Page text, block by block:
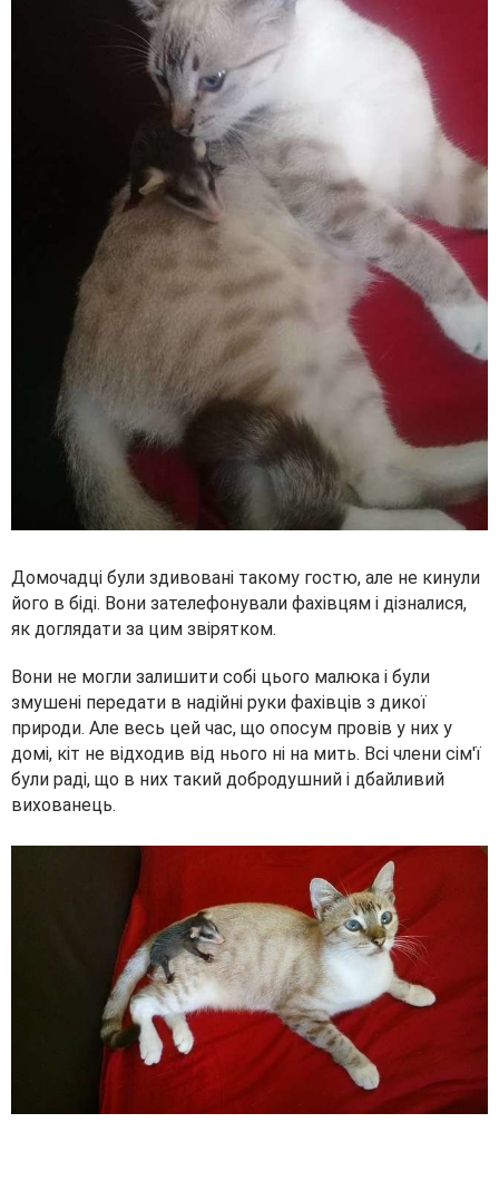
Домочадці були здивовані такому гостю, але не кинули
його в біді. Вони зателефонували фахівцям і дізналися,
як доглядати за цим звірятком.
Вони не могли залишити собі цього малюка і були
змушені передати в надійні руки фахівців з дикої
природи. Але весь цей час, що опосум провів у них у
домі, кіт не відходив від нього ні на мить. Всі члени сім'ї
були раді, що в них такий добродушний і дбайливий
вихованець.